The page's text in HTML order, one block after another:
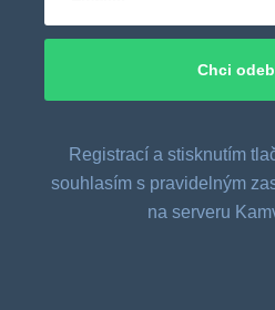
Registrací a stisknutím
souhlasím s pravidelným
na serveru